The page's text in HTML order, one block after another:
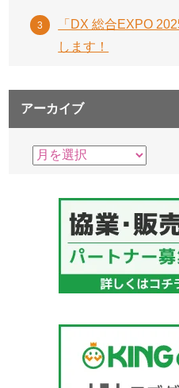
「DX 総合EXPO
します！
アーカイブ